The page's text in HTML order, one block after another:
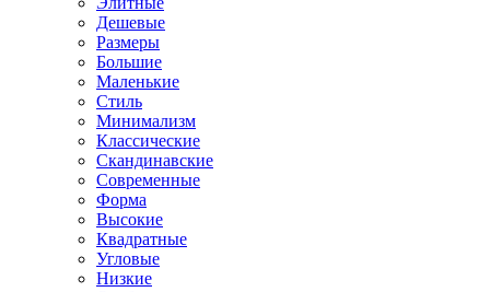
Дешевые
Размеры
Большие
Маленькие
Стиль
Минимализм
Классические
Скандинавские
Современные
Форма
Высокие
Квадратные
Угловые
Низкие